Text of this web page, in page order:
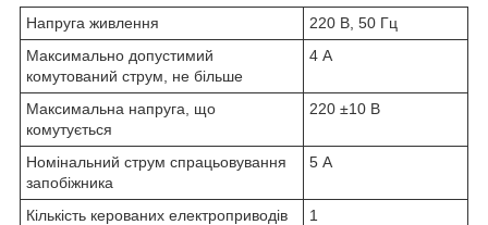
Напруга живлення
220 В, 50 Гц
Максимально допустимий
комутований струм, не більше
4 А
Максимальна напруга, що
комутується
220 ±10 В
Номінальний струм спрацьовування
запобіжника
5 А
Кількість керованих електроприводів
1